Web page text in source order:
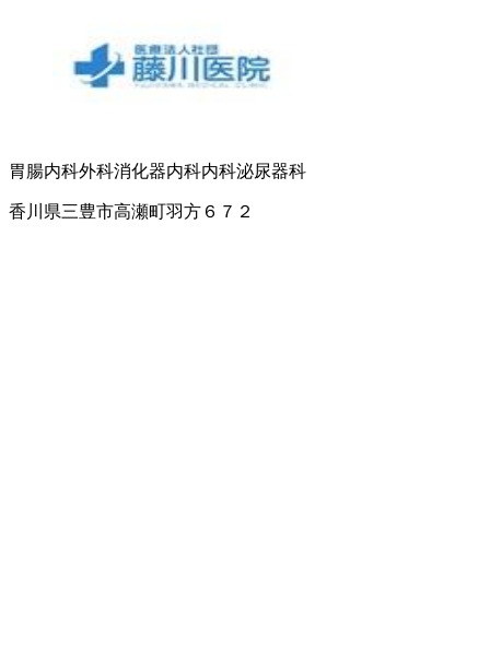
胃腸内科外科消化器内科内科泌尿器科
香川県三豊市高瀬町羽方６７２